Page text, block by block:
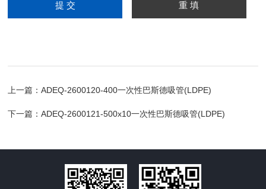
上一篇：ADEQ-2600120-400一次性巴斯德吸管(LDPE)
下一篇：ADEQ-2600121-500x10一次性巴斯德吸管(LDPE)